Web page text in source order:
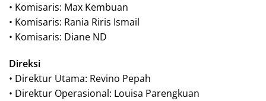
• Komisaris: Max Kembuan
• Komisaris: Rania Riris Ismail
• Komisaris: Diane ND
Direksi
• Direktur Utama: Revino Pepah
• Direktur Operasional: Louisa Parengkuan